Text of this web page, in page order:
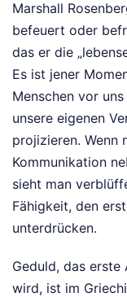
Marshall
befeuert oder
das er die
Es ist jener
Menschen vor
unsere eigenen
projizieren. Wenn
Kommunikation
sieht man
Fähigkeit, den
unterdrücken.
Geduld, das erste
wird, ist im